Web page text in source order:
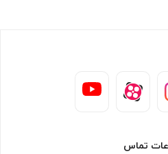
تماس